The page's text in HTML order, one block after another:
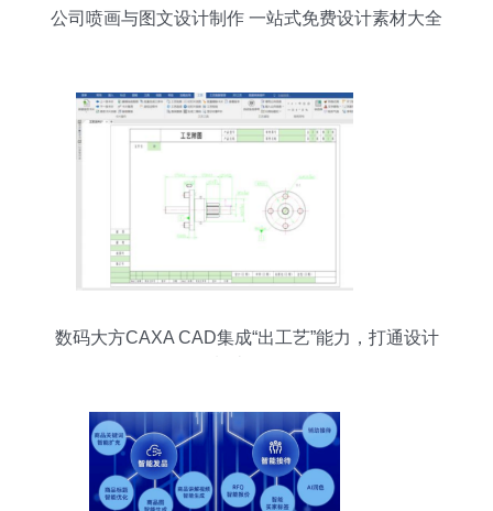
公司喷画与图文设计制作 一站式免费设计素材大全
数码大方CAXA CAD集成“出工艺”能力，打通设计